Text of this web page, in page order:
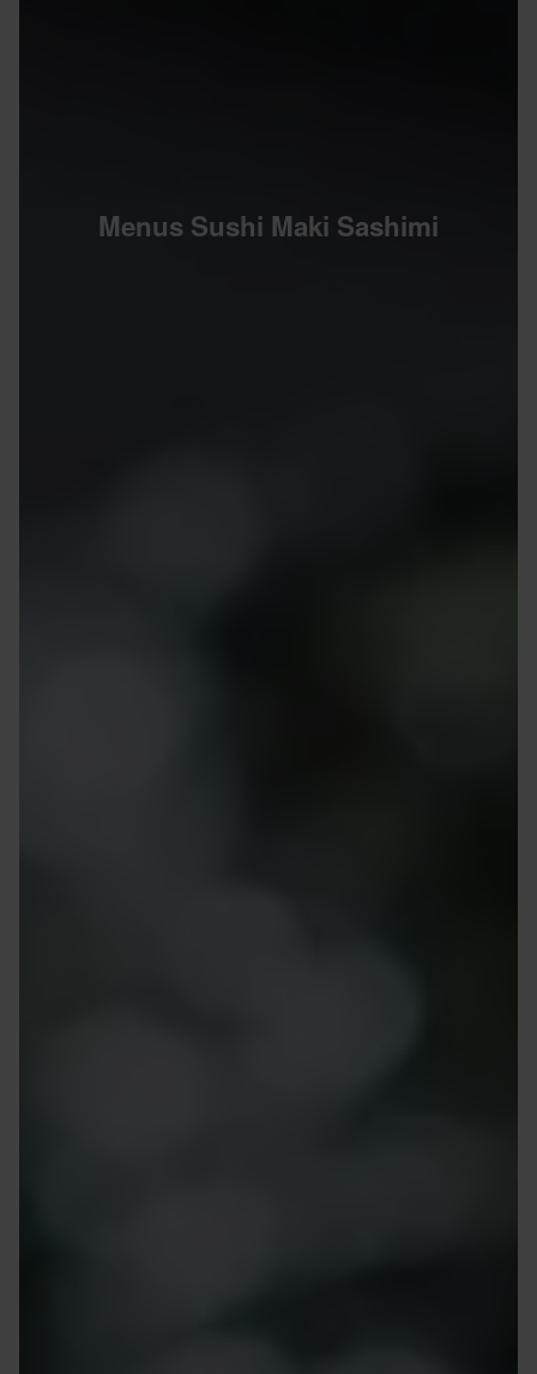
Menus Sushi Maki Sashimi